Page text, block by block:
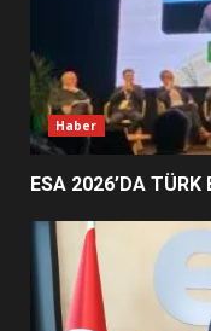
6
Haber
ESA 2026’DA